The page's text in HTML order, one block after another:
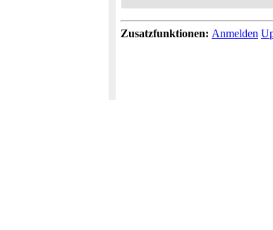
Zusatzfunktionen: Anmelden